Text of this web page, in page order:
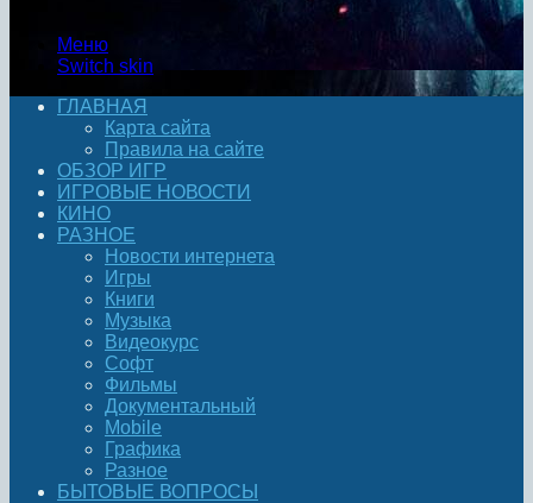
Меню
Switch skin
ГЛАВНАЯ
Карта сайта
Правила на сайте
ОБЗОР ИГР
ИГРОВЫЕ НОВОСТИ
КИНО
РАЗНОЕ
Новости интернета
Игры
Книги
Музыка
Видеокурс
Софт
Фильмы
Документальный
Mobile
Графика
Разное
БЫТОВЫЕ ВОПРОСЫ